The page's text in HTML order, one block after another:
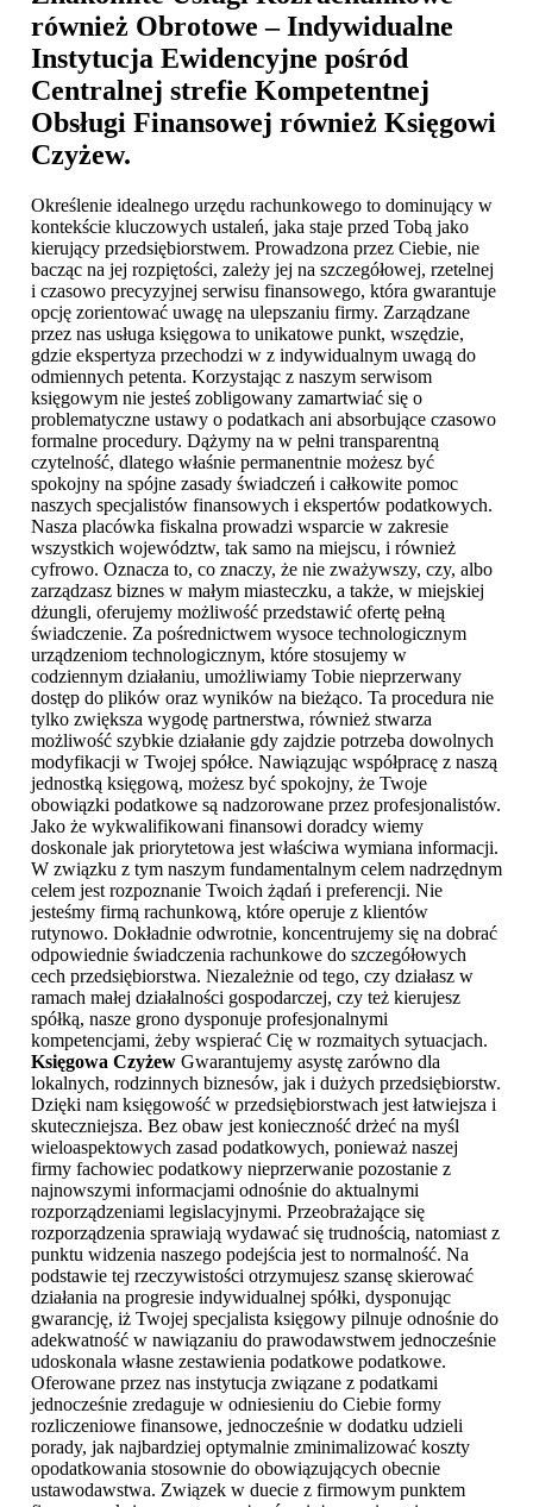
również Obrotowe – Indywidualne
Instytucja Ewidencyjne pośród
Centralnej strefie Kompetentnej
Obsługi Finansowej również Księgowi
Czyżew.
Określenie idealnego urzędu rachunkowego to dominujący w
kontekście kluczowych ustaleń, jaka staje przed Tobą jako
kierujący przedsiębiorstwem. Prowadzona przez Ciebie, nie
bacząc na jej rozpiętości, zależy jej na szczegółowej, rzetelnej
i czasowo precyzyjnej serwisu finansowego, która gwarantuje
opcję zorientować uwagę na ulepszaniu firmy. Zarządzane
przez nas usługa księgowa to unikatowe punkt, wszędzie,
gdzie ekspertyza przechodzi w z indywidualnym uwagą do
odmiennych petenta. Korzystając z naszym serwisom
księgowym nie jesteś zobligowany zamartwiać się o
problematyczne ustawy o podatkach ani absorbujące czasowo
formalne procedury. Dążymy na w pełni transparentną
czytelność, dlatego właśnie permanentnie możesz być
spokojny na spójne zasady świadczeń i całkowite pomoc
naszych specjalistów finansowych i ekspertów podatkowych.
Nasza placówka fiskalna prowadzi wsparcie w zakresie
wszystkich województw, tak samo na miejscu, i również
cyfrowo. Oznacza to, co znaczy, że nie zważywszy, czy, albo
zarządzasz biznes w małym miasteczku, a także, w miejskiej
dżungli, oferujemy możliwość przedstawić ofertę pełną
świadczenie. Za pośrednictwem wysoce technologicznym
urządzeniom technologicznym, które stosujemy w
codziennym działaniu, umożliwiamy Tobie nieprzerwany
dostęp do plików oraz wyników na bieżąco. Ta procedura nie
tylko zwiększa wygodę partnerstwa, również stwarza
możliwość szybkie działanie gdy zajdzie potrzeba dowolnych
modyfikacji w Twojej spółce. Nawiązując współpracę z naszą
jednostką księgową, możesz być spokojny, że Twoje
obowiązki podatkowe są nadzorowane przez profesjonalistów.
Jako że wykwalifikowani finansowi doradcy wiemy
doskonale jak priorytetowa jest właściwa wymiana informacji.
W związku z tym naszym fundamentalnym celem nadrzędnym
celem jest rozpoznanie Twoich żądań i preferencji. Nie
jesteśmy firmą rachunkową, które operuje z klientów
rutynowo. Dokładnie odwrotnie, koncentrujemy się na dobrać
odpowiednie świadczenia rachunkowe do szczegółowych
cech przedsiębiorstwa. Niezależnie od tego, czy działasz w
ramach małej działalności gospodarczej, czy też kierujesz
spółką, nasze grono dysponuje profesjonalnymi
kompetencjami, żeby wspierać Cię w rozmaitych sytuacjach.
Księgowa Czyżew Gwarantujemy asystę zarówno dla
lokalnych, rodzinnych biznesów, jak i dużych przedsiębiorstw.
Dzięki nam księgowość w przedsiębiorstwach jest łatwiejsza i
skuteczniejsza. Bez obaw jest konieczność drżeć na myśl
wieloaspektowych zasad podatkowych, ponieważ naszej
firmy fachowiec podatkowy nieprzerwanie pozostanie z
najnowszymi informacjami odnośnie do aktualnymi
rozporządzeniami legislacyjnymi. Przeobrażające się
rozporządzenia sprawiają wydawać się trudnością, natomiast z
punktu widzenia naszego podejścia jest to normalność. Na
podstawie tej rzeczywistości otrzymujesz szansę skierować
działania na progresie indywidualnej spółki, dysponując
gwarancję, iż Twojej specjalista księgowy pilnuje odnośnie do
adekwatność w nawiązaniu do prawodawstwem jednocześnie
udoskonala własne zestawienia podatkowe podatkowe.
Oferowane przez nas instytucja związane z podatkami
jednocześnie zredaguje w odniesieniu do Ciebie formy
rozliczeniowe finansowe, jednocześnie w dodatku udzieli
porady, jak najbardziej optymalnie zminimalizować koszty
opodatkowania stosownie do obowiązujących obecnie
ustawodawstwa. Związek w duecie z firmowym punktem